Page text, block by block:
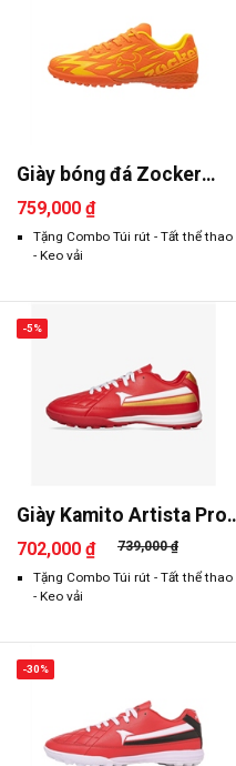
Giày bóng đá Zocker
Inspire ..
759,000 ₫
Tặng Combo Túi rút - Tất thể thao
- Keo vải
Giày Kamito Artista Pro
2026..
702,000 ₫ 739,000 ₫
-5%
Tặng Combo Túi rút - Tất thể thao
- Keo vải
-30%